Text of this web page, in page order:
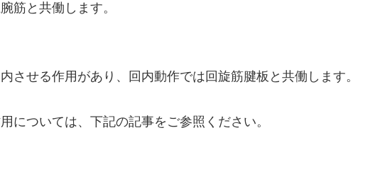
筋と共働します。
させる作用があり、回内動作では回旋筋腱板と共働します。
については、下記の記事をご参照ください。